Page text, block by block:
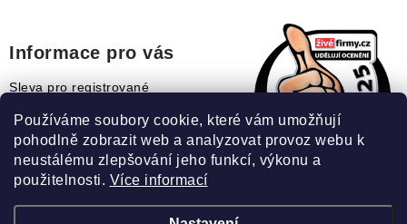
Používáme soubory cookie, které vám umožňují
pohodlně zobrazit web a analyzovat provoz webu k
neustálému zlepšování jeho funkcí, výkonu a
použitelnosti. Více informací
Informace pro vás
Sleva pro registrované
Jak uplatnit slevový kupón?
Jak nakupovat?
Slovník pojmů